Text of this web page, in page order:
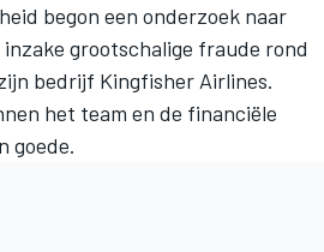
begon een onderzoek naar
inzake grootschalige fraude rond
bedrijf Kingfisher Airlines.
het team en de financiële
goede.